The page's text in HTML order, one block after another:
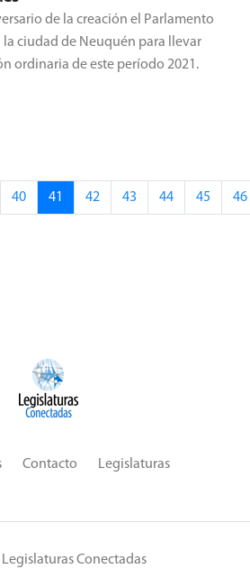
de la creación el Parlamento
la ciudad de Neuquén para llevar
ordinaria de este período 2021.
40 41 42 43 44 45 46
Contacto Legislaturas
Conectadas